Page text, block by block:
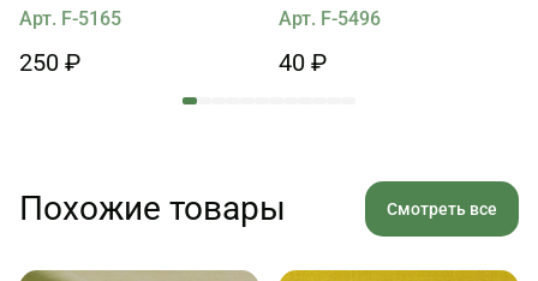
Арт. F-5165
250 ₽
Арт. F-5496
40 ₽
Похожие товары Смотреть все